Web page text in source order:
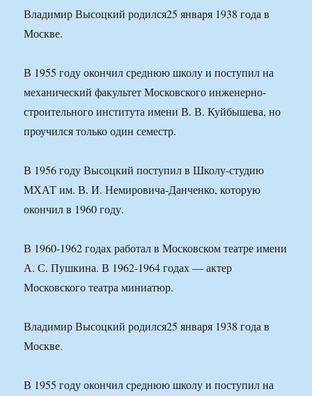
Владимир Высоцкий родился25 января 1938 года в
Москве.
В 1955 году окончил среднюю школу и поступил на
механический факультет Московского инженерно-
строительного института имени В. В. Куйбышева, но
проучился только один семестр.
В 1956 году Высоцкий поступил в Школу-студию
МХАТ им. В. И. Немировича-Данченко, которую
окончил в 1960 году.
В 1960-1962 годах работал в Московском театре имени
А. С. Пушкина. В 1962-1964 годах — актер
Московского театра миниатюр.
Владимир Высоцкий родился25 января 1938 года в
Москве.
В 1955 году окончил среднюю школу и поступил на